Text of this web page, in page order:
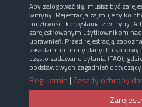
Aby zalogować się, musisz być
witryny. Rejestracja zajmuje tylko
możliwości korzystania z witryny.
zarejestrowanym użytkownikom
uprawnień. Przed rejestracją
zasadami ochrony danych
często zadawane pytania (FAQ),
podstawowych zagadnień
Regulamin | Zasady ochrony